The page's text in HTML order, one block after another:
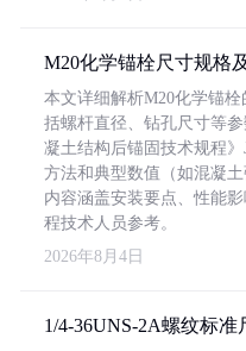
M20化学锚栓尺寸规格
本文详细解析M20化学锚
括螺杆直径、钻孔尺寸等
凝土结构后锚固技术规程
方法和典型数值（如混凝土
内容涵盖安装要点、性能
程技术人员参考。
2026年8月4日
1/4-36UNS-2A螺纹标准